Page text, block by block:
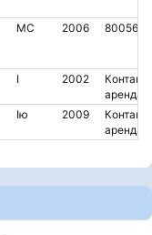
МС 2006 8005669
I 2002
Контакт.
аренда
Iю 2009
Контакт.
аренда